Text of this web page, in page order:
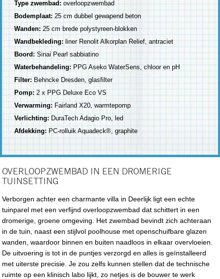
Type zwembad:overloopzwembad
Bodemplaat:25 cm dubbel gewapend beton
Wanden:25 cm brede polystyreen-blokken
Wandbekleding:liner Renolit Alkorplan Relief, antraciet
Boord:Sinai Pearl sabbiatino
Waterbehandeling: PPG Aseko WaterSens, chloor en pH
Filter: Behncke Dresden, glasfilter
Pomp: 2 x PPG Deluxe Eco VS
Verwarming: Fairland X20, warmtepomp
Verlichting:DuraTech Adagio Pro, led
Afdekking:PC-rolluik Aquadeck®, graphite
OVERLOOPZWEMBAD IN EEN DROMERIGE
TUINSETTING
Verborgen achter een charmante villa in Deerlijk ligt een echte
tuinparel met een verfijnd overloopzwembad dat schittert in een
dromerige, groene omgeving. Het zwembad bevindt zich achteraan
in de tuin, naast een stijlvol poolhouse met openschuifbare glazen
wanden, waardoor binnen en buiten naadloos in elkaar overvloeien.
De uitvoering is tot in de puntjes verzorgd en alles is geïnstalleerd
met uiterste precisie. Je zou zelfs kunnen stellen dat de technische
ruimte op een klinisch labo lijkt, zo netjes is de bouwer te werk